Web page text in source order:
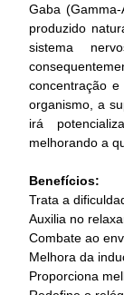
Gaba
produzido
sistema
concentração
organismo, a
irá
melhorando a
Benefícios:
Trata a
Auxilia no
Combate ao
Melhora da
Proporciona